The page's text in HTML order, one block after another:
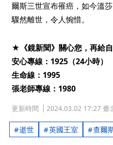
爾斯三世宣布罹癌，如今溫
驟然離世，令人惋惜。
★《鏡新聞》關心您，再給自
安心專線：1925（24小時）
生命線：1995
張老師專線：1980
更新時間 2024.03.02 17:27 臺
逝世 英國王室 查爾